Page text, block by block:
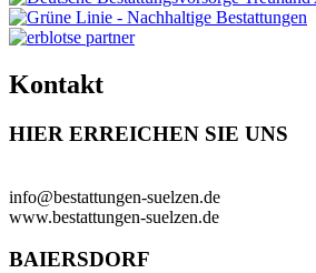
Kontakt
HIER ERREICHEN SIE UNS
info@bestattungen-suelzen.de
www.bestattungen-suelzen.de
BAIERSDORF